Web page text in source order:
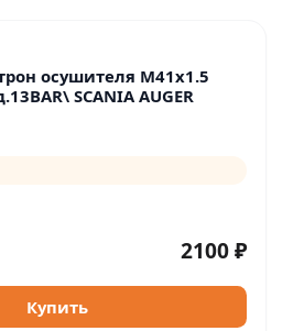
осушителя M41x1.5
SCANIA AUGER
2100 ₽
Купить